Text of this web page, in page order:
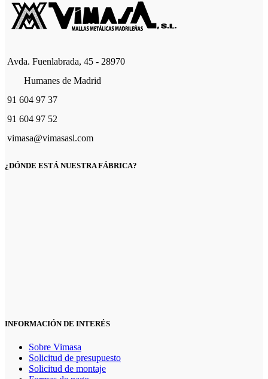
Avda. Fuenlabrada, 45 - 28970
Humanes de Madrid
91 604 97 37
91 604 97 52
vimasa@vimasasl.com
¿DÓNDE ESTÁ NUESTRA FÁBRICA?
INFORMACIÓN DE INTERÉS
Sobre Vimasa
Solicitud de presupuesto
Solicitud de montaje